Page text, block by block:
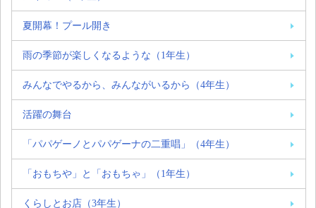
夏開幕！プール開き
雨の季節が楽しくなるような（1年生）
みんなでやるから、みんながいるから（4年生）
活躍の舞台
「パパゲーノとパパゲーナの二重唱」（4年生）
「おもちや」と「おもちゃ」（1年生）
くらしとお店（3年生）